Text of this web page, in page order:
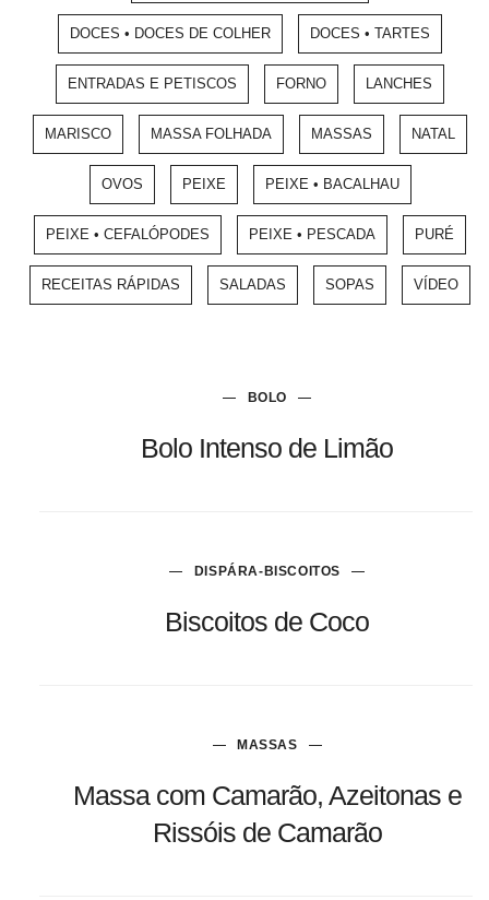
DOCES • DOCES DE COLHER DOCES • TARTES
ENTRADAS E PETISCOS FORNO LANCHES
MARISCO MASSA FOLHADA MASSAS NATAL
OVOS PEIXE PEIXE • BACALHAU
PEIXE • CEFALÓPODES PEIXE • PESCADA PURÉ
RECEITAS RÁPIDAS SALADAS SOPAS VÍDEO
BOLO
Bolo Intenso de Limão
DISPÁRA-BISCOITOS
Biscoitos de Coco
MASSAS
Massa com Camarão, Azeitonas e
Rissóis de Camarão